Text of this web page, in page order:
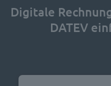
Digitale
DATEV